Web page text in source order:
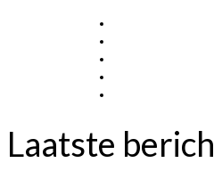
Laatste